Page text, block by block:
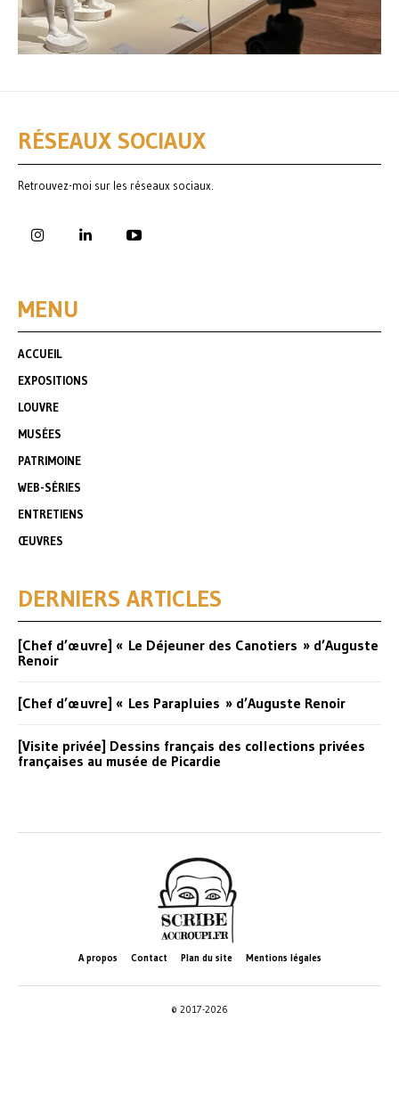
RÉSEAUX SOCIAUX
Retrouvez-moi sur les réseaux sociaux.
MENU
ACCUEIL
EXPOSITIONS
LOUVRE
MUSÉES
PATRIMOINE
WEB-SÉRIES
ENTRETIENS
ŒUVRES
DERNIERS ARTICLES
[Chef d’œuvre] « Le Déjeuner des Canotiers » d’Auguste
Renoir
[Chef d’œuvre] « Les Parapluies » d’Auguste Renoir
[Visite privée] Dessins français des collections privées
françaises au musée de Picardie
A propos Contact Plan du site Mentions légales
© 2017-2026